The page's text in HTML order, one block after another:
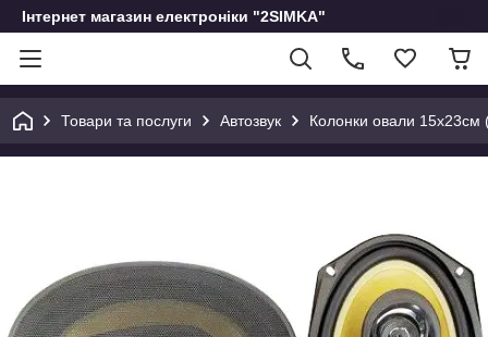
Інтернет магазин електроніки "2SIMKA"
Товари та послуги Автозвук Колонки овали 15х23см